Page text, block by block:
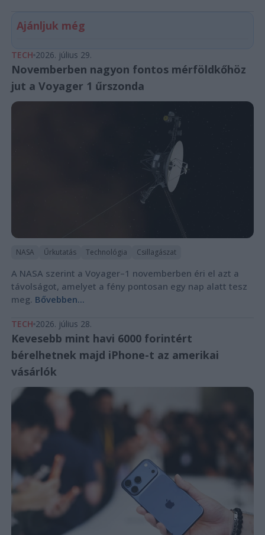
Ajánljuk még
TECH 2026. július 29.
Novemberben nagyon fontos mérföldkőhöz
jut a Voyager 1 űrszonda
NASA Űrkutatás Technológia Csillagászat
A NASA szerint a Voyager–1 novemberben éri el azt a
távolságot, amelyet a fény pontosan egy nap alatt tesz
meg. Bővebben...
TECH 2026. július 28.
Kevesebb mint havi 6000 forintért
bérelhetnek majd iPhone-t az amerikai
vásárlók